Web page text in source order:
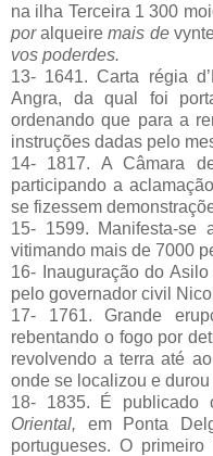
na ilha Terceira 1 300
poralqueire mais de
vos poderdes.
13- 1641. Carta régia
Angra, da qual foi
ordenando que para a
instruções dadas pelo
14- 1817. A Câmara
participando a
se fizessem
15- 1599. Manifesta-se
vitimando mais de 7000
16- Inauguração do
pelo governador civil
17- 1761. Grande
rebentando o fogo por
revolvendo a terra até
onde se localizou e
18- 1835. É publicado
Oriental, em Ponta
portugueses. O